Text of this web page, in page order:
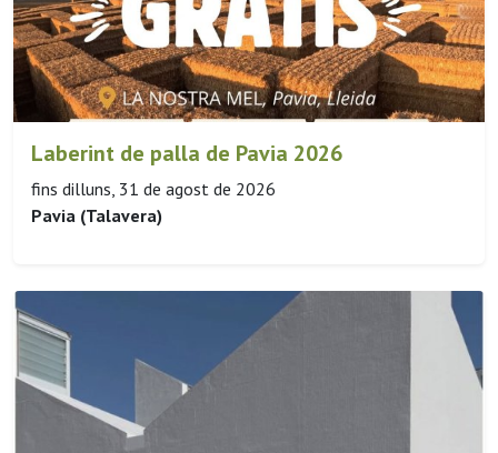
Laberint de palla de Pavia 2026
fins dilluns, 31 de agost de 2026
Pavia (Talavera)